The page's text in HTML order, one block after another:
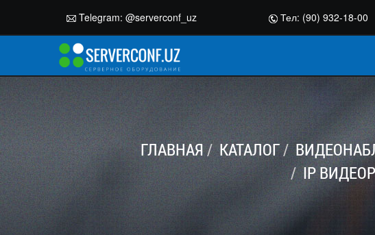
Telegram: @serverconf_uz Тел: (90) 932-18-00
ГЛАВНАЯ КАТАЛОГ
IP